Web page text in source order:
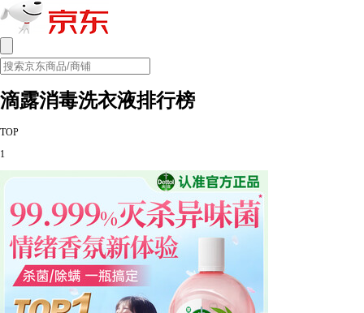
滴露消毒洗衣液排行榜
TOP
1